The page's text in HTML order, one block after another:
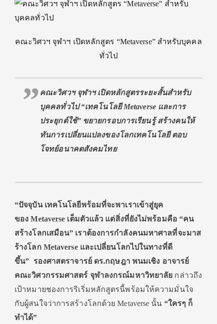
คณะวิศวฯ จุฬาฯ เปิดหลักสูตร “Metaverse” สำหรับบุคคล
ทั่วไป
คณะวิศวฯ จุฬาฯ เปิดหลักสูตรระยะสั้นสำหรับ
บุคคลทั่วไป “เทคโนโลยี Metaverse และการ
ประยุกต์ใช้” ขยายกรอบการเรียนรู้ สร้างคนให้
ทันการเปลี่ยนแปลงของโลกเทคโนโลยี ตอบ
โจทย์อนาคตสังคมไทย
“ปัจจุบัน เทคโนโลยีพร้อมที่จะพาเราเข้าสู่ยุค
ของMetaverse เต็มตัวแล้ว แต่สิ่งที่ยังไม่พร้อมคือ “คน
สร้างโลกเสมือน” เราต้องการกำลังคนมหาศาลที่จะมาส
ร้างโลก Metaverse และเปลี่ยนโลกไปในทางที่ดี
ขึ้น” รองศาสตราจารย์ ดร.กฤษฎา พนมเชิง อาจารย์
คณะวิศวกรรมศาสตร์ จุฬาลงกรณ์มหาวิทยาลัย กล่าวถึง
เป้าหมายชองการริเริ่มหลักสูตรนี้พร้อมให้ความมั่นใจ
กับผู้สนใจว่าการสร้างโลกด้วย Metaverse นั้น “ใครๆ ก็
ทำได้”